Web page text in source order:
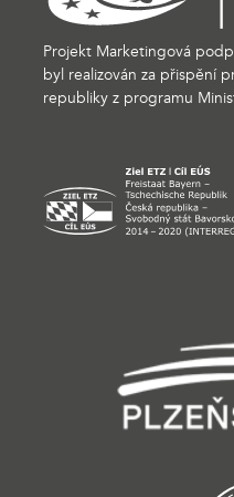
Projekt Marketingová
byl realizován za přispění
republiky z programu